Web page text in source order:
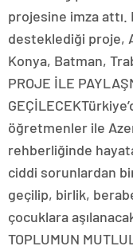
projesine imza attı.
desteklediği proje,
Konya, Batman,
PROJE İLE
öğretmenler ile
rehberliğinde
ciddi sorunlardan
geçilip, birlik,
çocuklara
TOPLUMUN